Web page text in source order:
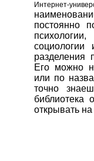
Интернет-
постоянно
разделения
Его можно
или по
точно
библиотека
открывать